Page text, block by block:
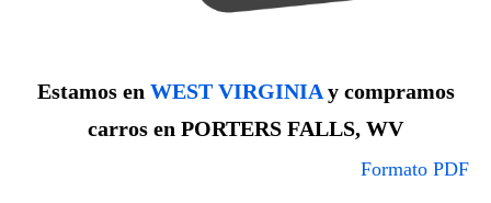
Estamos en WEST VIRGINIAy compramos
carros en PORTERS FALLS, WV
Formato PDF